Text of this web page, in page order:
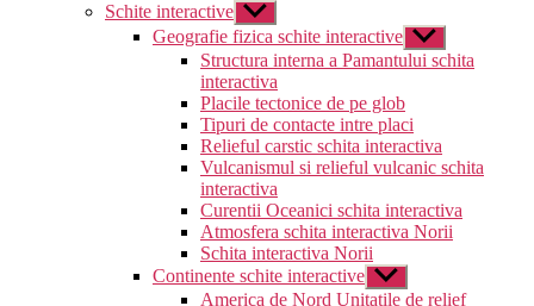
Schite interactive Arată
submeniul
Geografie fizica schite interactive Arată
submeniul
Structura interna a Pamantului schita
interactiva
Placile tectonice de pe glob
Tipuri de contacte intre placi
Relieful carstic schita interactiva
Vulcanismul si relieful vulcanic schita
interactiva
Curentii Oceanici schita interactiva
Atmosfera schita interactiva Norii
Schita interactiva Norii
Continente schite interactive Arată
submeniul
America de Nord Unitatile de relief